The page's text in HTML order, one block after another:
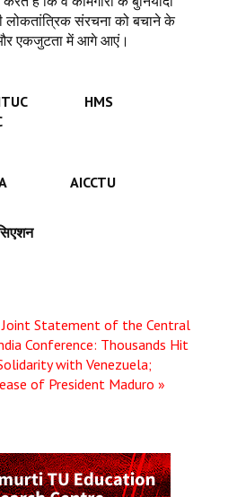
लोकतांत्रिक संरचना को बचाने के
एकजुटता में आगे आएं।
HMS
AICCTU
Statement of the Central
Conference: Thousands Hit
with Venezuela;
of President Maduro »